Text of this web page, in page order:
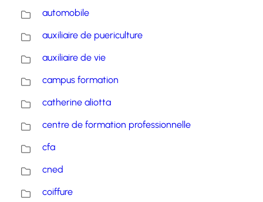
automobile
auxiliaire de puericulture
auxiliaire de vie
campus formation
catherine aliotta
centre de formation professionnelle
cfa
cned
coiffure